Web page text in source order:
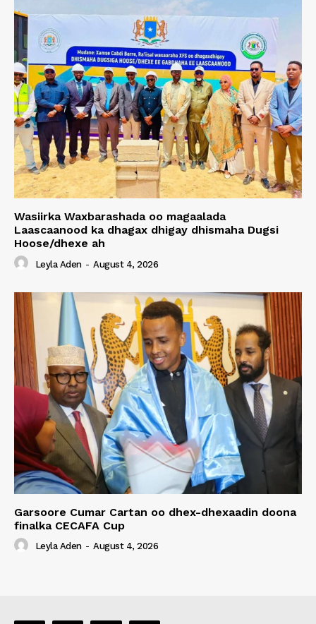
Wasiirka Waxbarashada oo magaalada
Laascaanood ka dhagax dhigay dhismaha Dugsi
Hoose/dhexe ah
Leyla Aden - August 4, 2026
Garsoore Cumar Cartan oo dhex-dhexaadin doona
finalka CECAFA Cup
Leyla Aden - August 4, 2026